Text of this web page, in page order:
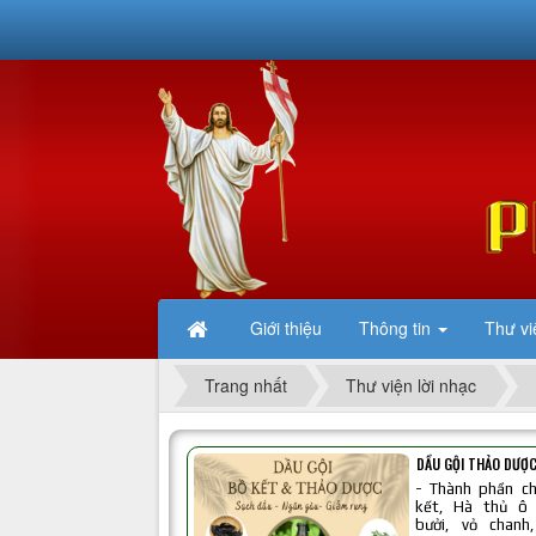
Giới thiệu Thông tin Thư
Trang nhất Thư viện lời nhạc